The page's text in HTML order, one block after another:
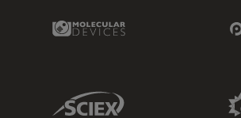
Molecular Devices Link
Sciex Link